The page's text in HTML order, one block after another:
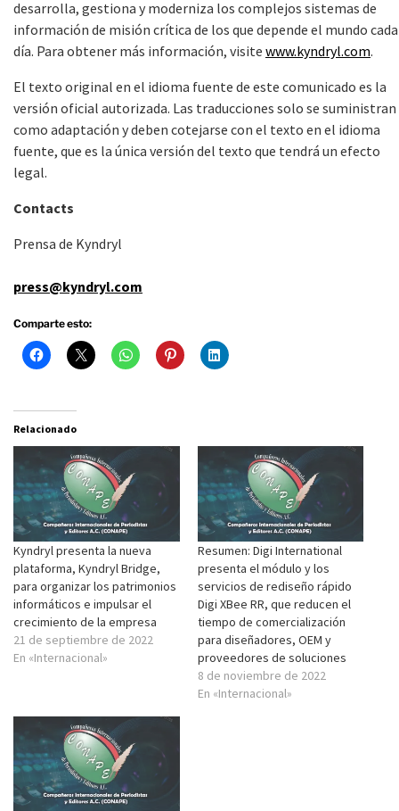
desarrolla, gestiona y moderniza los complejos sistemas de
información de misión crítica de los que depende el mundo cada
día. Para obtener más información, visite www.kyndryl.com.
El texto original en el idioma fuente de este comunicado es la
versión oficial autorizada. Las traducciones solo se suministran
como adaptación y deben cotejarse con el texto en el idioma
fuente, que es la única versión del texto que tendrá un efecto
legal.
Contacts
Prensa de Kyndryl
press@kyndryl.com
Comparte esto:
Relacionado
Kyndryl presenta la nueva
plataforma, Kyndryl Bridge,
para organizar los patrimonios
informáticos e impulsar el
crecimiento de la empresa
21 de septiembre de 2022
En «Internacional»
Resumen: Digi International
presenta el módulo y los
servicios de rediseño rápido
Digi XBee RR, que reducen el
tiempo de comercialización
para diseñadores, OEM y
proveedores de soluciones
8 de noviembre de 2022
En «Internacional»